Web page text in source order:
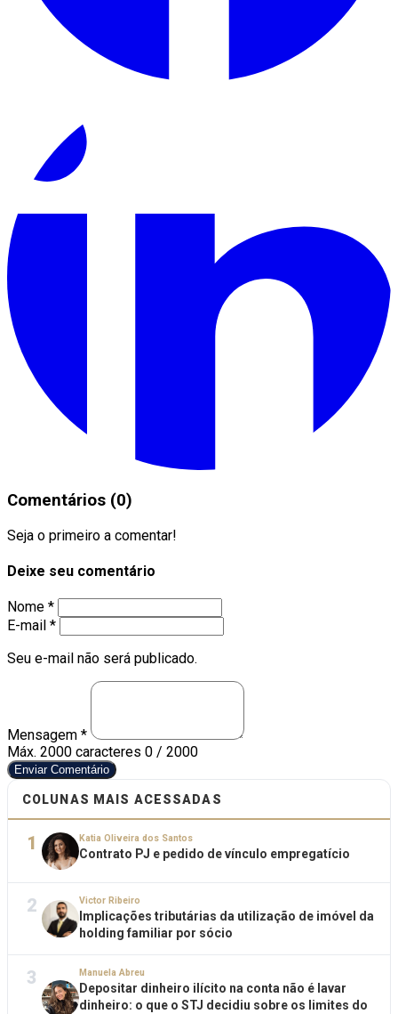
Comentários (0)
Seja o primeiro a comentar!
Deixe seu comentário
Nome *
E-mail *
Seu e-mail não será publicado.
Mensagem *
Máx. 2000 caracteres 0 / 2000
Enviar Comentário
COLUNAS MAIS ACESSADAS
1 Katia Oliveira dos Santos
Contrato PJ e pedido de vínculo empregatício
2 Victor Ribeiro
Implicações tributárias da utilização de imóvel da
holding familiar por sócio
3 Manuela Abreu
Depositar dinheiro ilícito na conta não é lavar
dinheiro: o que o STJ decidiu sobre os limites do